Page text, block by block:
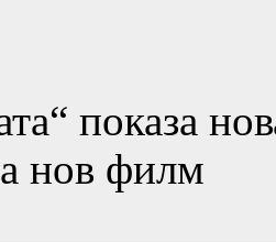
показа
нов филм